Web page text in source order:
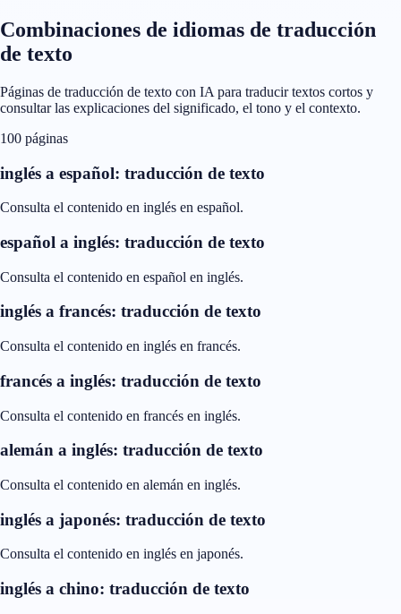
Combinaciones de idiomas de traducción
de texto
Páginas de traducción de texto con IA para traducir textos cortos y
consultar las explicaciones del significado, el tono y el contexto.
100 páginas
inglés a español: traducción de texto
Consulta el contenido en inglés en español.
español a inglés: traducción de texto
Consulta el contenido en español en inglés.
inglés a francés: traducción de texto
Consulta el contenido en inglés en francés.
francés a inglés: traducción de texto
Consulta el contenido en francés en inglés.
alemán a inglés: traducción de texto
Consulta el contenido en alemán en inglés.
inglés a japonés: traducción de texto
Consulta el contenido en inglés en japonés.
inglés a chino: traducción de texto